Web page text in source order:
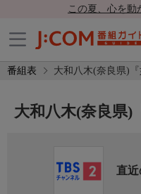
この夏、心を動
番組表 大和八木(奈良県)『
大和八木(奈良県)
直